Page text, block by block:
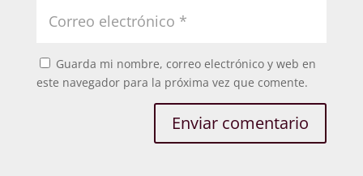
Guarda mi nombre, correo electrónico y web en
este navegador para la próxima vez que comente.
Enviar comentario